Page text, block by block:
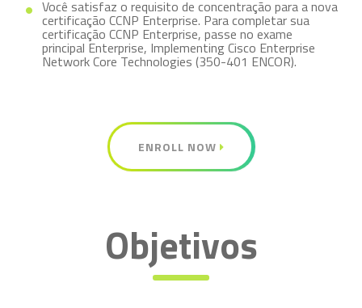
Você satisfaz o requisito de concentração para a nova
certificação CCNP Enterprise. Para completar sua
certificação CCNP Enterprise, passe no exame
principal Enterprise, Implementing Cisco Enterprise
Network Core Technologies (350-401 ENCOR).
ENROLL NOW
Objetivos